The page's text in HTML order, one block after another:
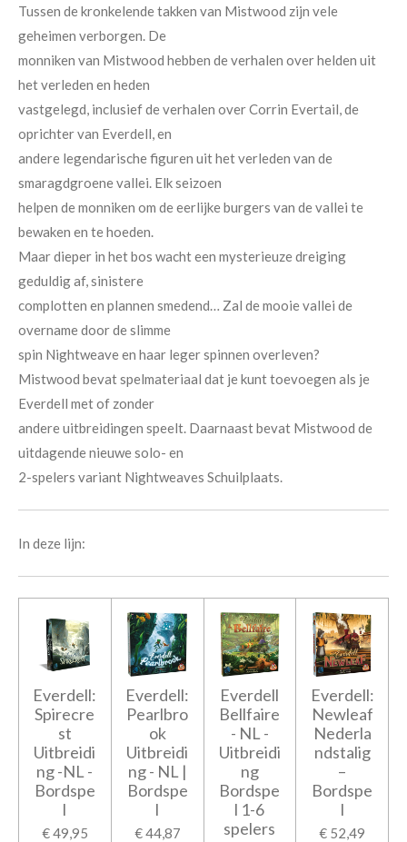
Tussen de kronkelende takken van Mistwood zijn vele
geheimen verborgen. De
monniken van Mistwood hebben de verhalen over helden uit
het verleden en heden
vastgelegd, inclusief de verhalen over Corrin Evertail, de
oprichter van Everdell, en
andere legendarische figuren uit het verleden van de
smaragdgroene vallei. Elk seizoen
helpen de monniken om de eerlijke burgers van de vallei te
bewaken en te hoeden.
Maar dieper in het bos wacht een mysterieuze dreiging
geduldig af, sinistere
complotten en plannen smedend… Zal de mooie vallei de
overname door de slimme
spin Nightweave en haar leger spinnen overleven?
Mistwood bevat spelmateriaal dat je kunt toevoegen als je
Everdell met of zonder
andere uitbreidingen speelt. Daarnaast bevat Mistwood de
uitdagende nieuwe solo- en
2-spelers variant Nightweaves Schuilplaats.
In deze lijn:
Everdell:
Spirecre
st
Uitbreidi
ng -NL -
Bordspe
l
€ 49,95
Everdell:
Pearlbro
ok
Uitbreidi
ng - NL |
Bordspe
l
€ 44,87
Everdell
Bellfaire
- NL -
Uitbreidi
ng
Bordspe
l 1-6
spelers
Everdell:
Newleaf
Nederla
ndstalig
–
Bordspe
l
€ 52,49